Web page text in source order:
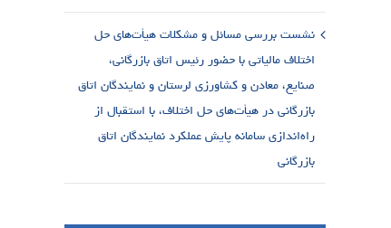
نشست بررسی مسائل و مشکلات هیأت‌های حل
اختلاف مالیاتی با حضور رئیس اتاق بازرگانی،
صنایع، معادن و کشاورزی لرستان و نمایندگان اتاق
بازرگانی در هیأت‌های حل اختلاف، با استقبال از
راه‌اندازی سامانه پایش عملکرد نمایندگان اتاق
بازرگانی